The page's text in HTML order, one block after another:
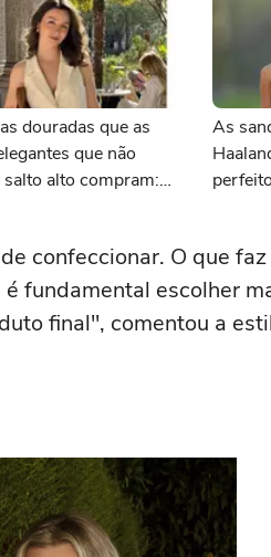
douradas que as
que não
alto compram:
As
confeccionar. O que
fundamental escolher
final", comentou a